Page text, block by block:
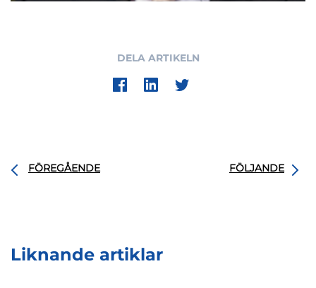
DELA ARTIKELN
FÖREGÅENDE FÖLJANDE
Liknande artiklar